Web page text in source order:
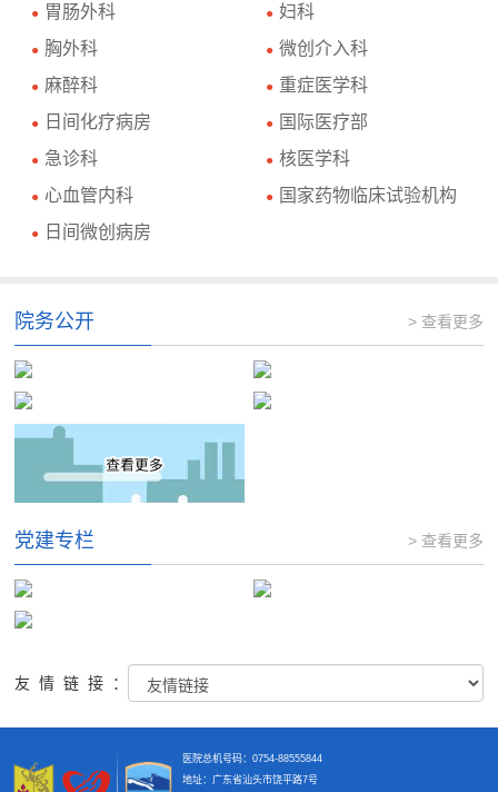
● 胃肠外科 ● 妇科
● 胸外科 ● 微创介入科
● 麻醉科 ● 重症医学科
● 日间化疗病房 ● 国际医疗部
● 急诊科 ● 核医学科
● 心血管内科 ● 国家药物临床试验机构
● 日间微创病房
院务公开 > 查看更多
党建专栏 > 查看更多
友情链接：
医院总机号码：0754-88555844
地址：广东省汕头市饶平路7号